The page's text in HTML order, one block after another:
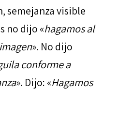
semejanza visible
no dijo «hagamos al
». No dijo
conforme a
». Dijo: «Hagamos